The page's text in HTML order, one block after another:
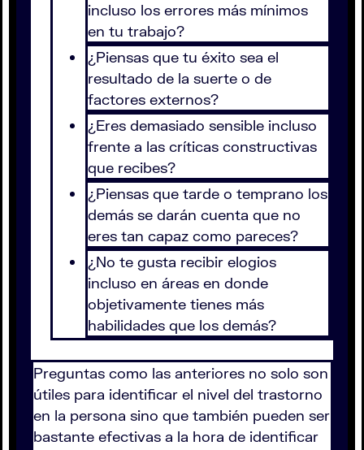
incluso los errores más mínimos
en tu trabajo?
¿Piensas que tu éxito sea el
resultado de la suerte o de
factores externos?
¿Eres demasiado sensible incluso
frente a las críticas constructivas
que recibes?
¿Piensas que tarde o temprano los
demás se darán cuenta que no
eres tan capaz como pareces?
¿No te gusta recibir elogios
incluso en áreas en donde
objetivamente tienes más
habilidades que los demás?
Preguntas como las anteriores no solo son
útiles para identificar el nivel del trastorno
en la persona sino que también pueden ser
bastante efectivas a la hora de identificar